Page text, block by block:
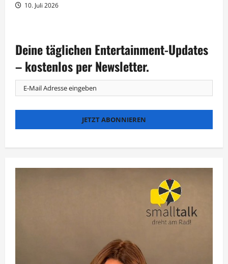
10. Juli 2026
Deine täglichen Entertainment-Updates
– kostenlos per Newsletter.